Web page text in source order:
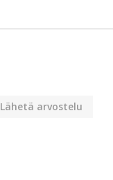
Lähetä arvostelu